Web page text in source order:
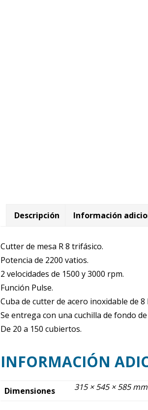
Descripción Información
Cutter de mesa R 8 trifásico.
Potencia de 2200 vatios.
2 velocidades de 1500 y 3000 rpm.
Función Pulse.
Cuba de cutter de acero inoxidable de 8
Se entrega con una cuchilla de fondo
De 20 a 150 cubiertos.
INFORMACIÓN
Dimensiones 315 × 545 × 585 mm